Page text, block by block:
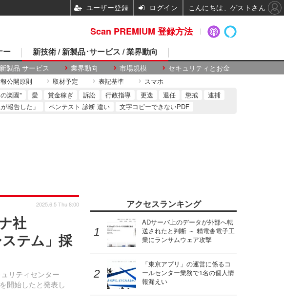
ー 新技術 / 新製品･サービス / 業界動向
新製品 サービス 業界動向 市場規模 セキュリティとお金
公開原則 取材予定 表記基準 スマホ
楽園" 愛 賞金稼ぎ 訴訟 行政指導 更迭 退任 懲戒
逮捕
報告した」
ペンテスト 診断 違い 文字コピーできないPDF
社
テム」採
リティセンター
開始したと発表し
2025.6.5 Thu 8:00 アクセスランキング
ADサーバ上のデータが外部へ転
送されたと判断 ～ 精電舎電子工
業にランサムウェア攻撃
「東京アプリ」の運営に係るコ
ールセンター業務で1名の個人情
報漏えい
Scan PREMIUM 登録方法
ユーザー登録 ログイン こんにちは、ゲストさん